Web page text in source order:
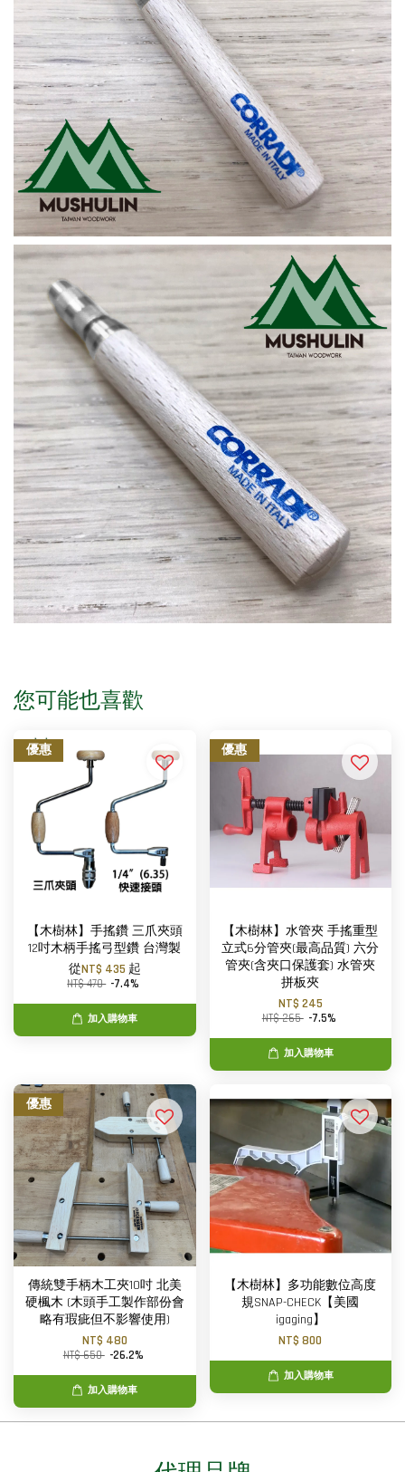
您可能也喜歡
優惠
【木樹林】手搖鑽 三爪夾頭
12吋木柄手搖弓型鑽 台灣製
從NT$ 435 起
NT$ 470 -7.4%
加入購物車
優惠
【木樹林】水管夾 手搖重型
立式6分管夾(最高品質) 六分
管夾(含夾口保護套) 水管夾
拼板夾
NT$ 245
NT$ 265 -7.5%
加入購物車
優惠
傳統雙手柄木工夾10吋 北美
硬楓木 (木頭手工製作部份會
略有瑕疵但不影響使用)
NT$ 480
NT$ 650 -26.2%
加入購物車
【木樹林】多功能數位高度
規SNAP-CHECK【美國
igaging】
NT$ 800
加入購物車